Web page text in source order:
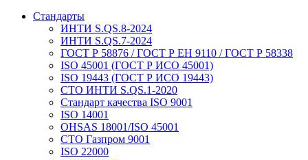
Стандарты
ИНТИ S.QS.8-2024
ИНТИ S.QS.7-2024
ГОСТ Р 58876 / ГОСТ Р ЕН 9110 / ГОСТ Р 58338
ISO 45001 (ГОСТ Р ИСО 45001)
ISO 19443 (ГОСТ Р ИСО 19443)
СТО ИНТИ S.QS.1-2020
Стандарт качества ISO 9001
ISO 14001
OHSAS 18001/ISO 45001
СТО Газпром 9001
ISO 22000